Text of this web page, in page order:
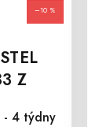
–10 %
Z
- 4 týdny